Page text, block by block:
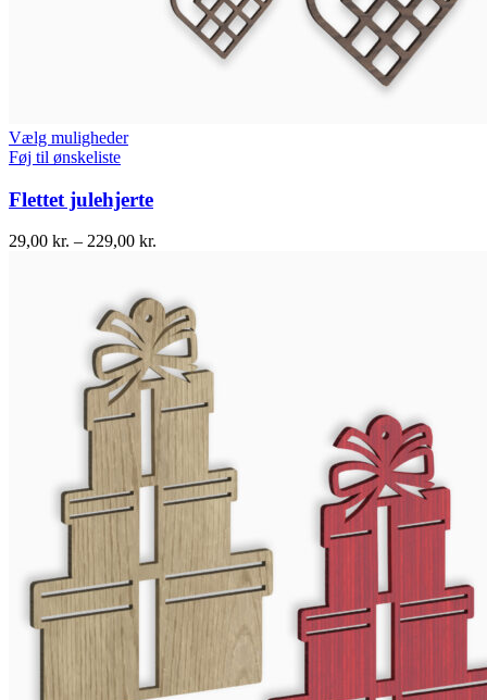
Vælg muligheder
Føj til ønskeliste
Flettet julehjerte
29,00 kr. – 229,00 kr.